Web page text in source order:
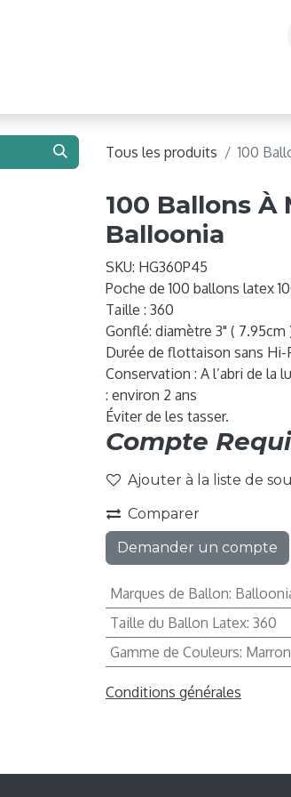
Tous les produits 100
100 Ballons À
Balloonia
SKU: HG360P45
Poche de 100 ballons latex
Taille : 360
Gonflé: diamètre 3" ( 7.95cm
Durée de flottaison sans Hi-
Conservation : A l’abri de la
: environ 2 ans
Éviter de les tasser.
Compte
Ajouter à la liste de
Comparer
Demander un compte
Marques de Ballon:
Taille du Ballon Latex: 360
Gamme de Couleurs:
Conditions générales